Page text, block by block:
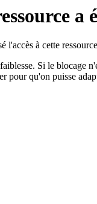
a
à cette
Si le blocage
pour qu'on puisse